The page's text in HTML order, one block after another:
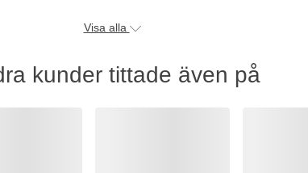
Visa alla
kunder tittade även på